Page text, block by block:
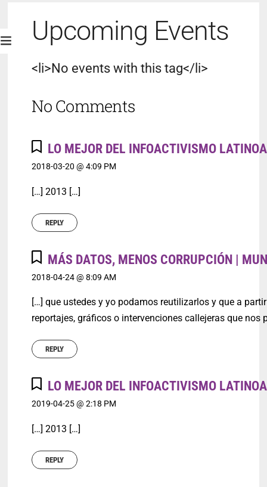
Upcoming Events
<li>No events with this tag</li>
No Comments
LO MEJOR DEL INFOACTIVISMO
2018-03-20 @ 4:09 PM
[…] 2013 […]
REPLY
MÁS DATOS, MENOS CORRUPCIÓN |
2018-04-24 @ 8:09 AM
[…] que ustedes y yo podamos reutilizarlos y que a
reportajes, gráficos o intervenciones callejeras que
REPLY
LO MEJOR DEL INFOACTIVISMO
2019-04-25 @ 2:18 PM
[…] 2013 […]
REPLY